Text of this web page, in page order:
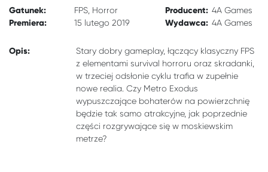
Gatunek: FPS Horror Producent: 4A Games
Premiera: 15 lutego 2019 Wydawca: 4A Games
Opis:
Stary dobry gameplay, łączący klasyczny FPS
z elementami survival horroru oraz skradanki,
w trzeciej odsłonie cyklu trafia w zupełnie
nowe realia. Czy Metro Exodus
wypuszczające bohaterów na powierzchnię
będzie tak samo atrakcyjne, jak poprzednie
części rozgrywające się w moskiewskim
metrze?